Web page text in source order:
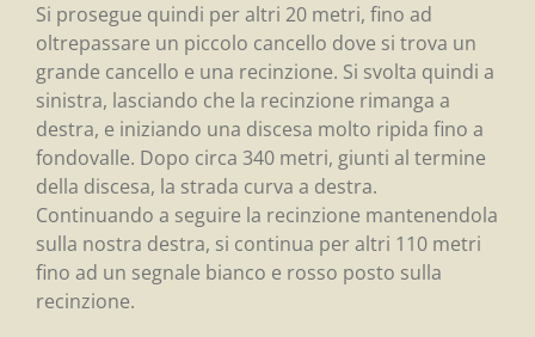
Si prosegue quindi per altri 20 metri, fino ad
oltrepassare un piccolo cancello dove si trova un
grande cancello e una recinzione. Si svolta quindi a
sinistra, lasciando che la recinzione rimanga a
destra, e iniziando una discesa molto ripida fino a
fondovalle. Dopo circa 340 metri, giunti al termine
della discesa, la strada curva a destra.
Continuando a seguire la recinzione mantenendola
sulla nostra destra, si continua per altri 110 metri
fino ad un segnale bianco e rosso posto sulla
recinzione.